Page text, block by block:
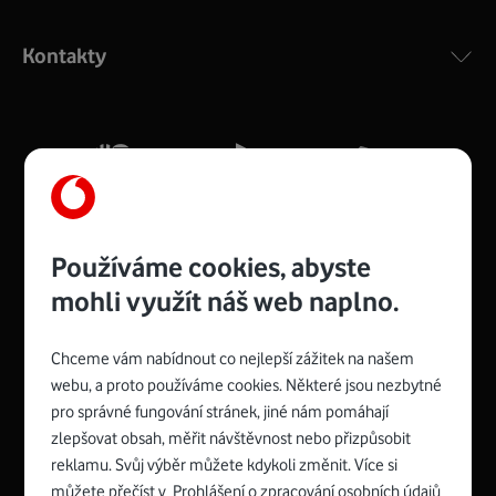
silný signál pro celou domácnost. Kompaktní rozměry 21
Více o COMPAL CH7465VF
Zyxel VMG8623-T50B:
Rozměry modemu jsou 16 x 22 x 7,5 cm (včetně stojánku)
a nabízí 4 gigabitové LAN porty a bezdrátové připojení Wi-
Spojte se s Vodafonem
Kontakty
Používáme cookies, abyste
mohli využít náš web naplno.
Chceme vám nabídnout co nejlepší zážitek na našem
webu, a proto používáme cookies. Některé jsou nezbytné
pro správné fungování stránek, jiné nám pomáhají
zlepšovat obsah, měřit návštěvnost nebo přizpůsobit
reklamu. Svůj výběr můžete kdykoli změnit. Více si
můžete přečíst v Prohlášení o zpracování osobních údajů